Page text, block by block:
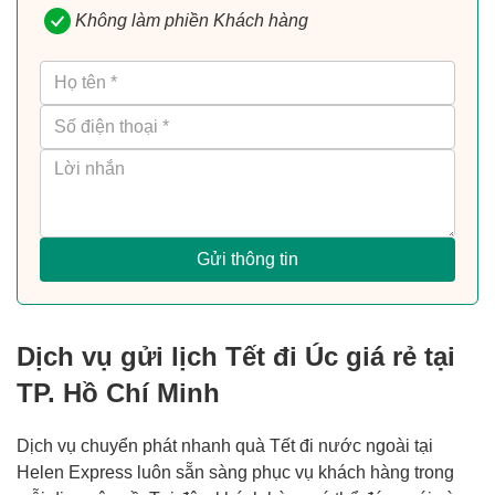
Không làm phiền Khách hàng
Gửi thông tin
Dịch vụ gửi lịch Tết đi Úc giá rẻ tại
TP. Hồ Chí Minh
Dịch vụ chuyển phát nhanh quà Tết đi nước ngoài tại
Helen Express luôn sẵn sàng phục vụ khách hàng trong